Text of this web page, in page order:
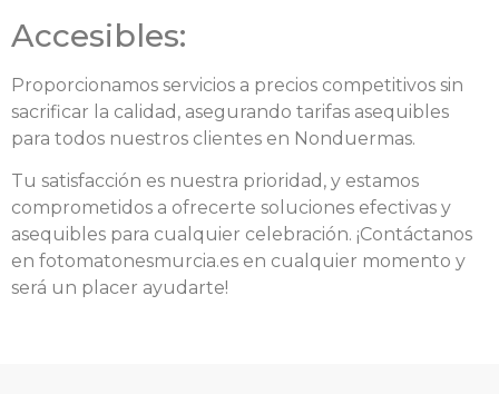
Accesibles:
Proporcionamos servicios a precios competitivos sin
sacrificar la calidad, asegurando tarifas asequibles
para todos nuestros clientes en Nonduermas.
Tu satisfacción es nuestra prioridad, y estamos
comprometidos a ofrecerte soluciones efectivas y
asequibles para cualquier celebración. ¡Contáctanos
en fotomatonesmurcia.es en cualquier momento y
será un placer ayudarte!